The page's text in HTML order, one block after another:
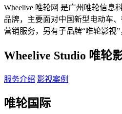
Wheelive 唯轮网 是广州唯轮信息
品牌，主要面对中国新型电动车
营销服务，另有子品牌“唯轮影视”
Wheelive Studio 唯轮
服务介绍 影视案例
唯轮国际